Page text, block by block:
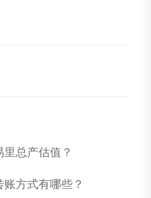
总产估值？
方式有哪些？